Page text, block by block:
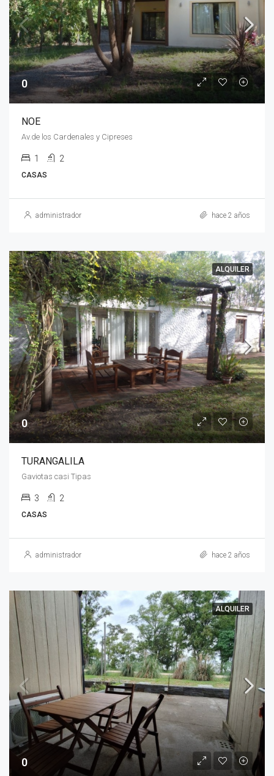
0
NOE
Av.de los Cardenales y Cipreses
1 2
CASAS
administrador hace 2 años
ALQUILER
0
TURANGALILA
Gaviotas casi Tipas
3 2
CASAS
administrador hace 2 años
ALQUILER
0